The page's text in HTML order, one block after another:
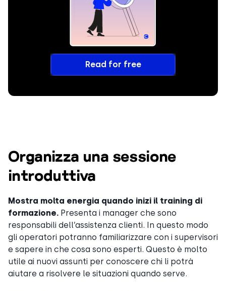
Read for free
Organizza una sessione
introduttiva
Mostra molta energia quando inizi il training di
formazione. Presenta i manager che sono
responsabili dell’assistenza clienti. In questo modo
gli operatori potranno familiarizzare con i supervisori
e sapere in che cosa sono esperti. Questo è molto
utile ai nuovi assunti per conoscere chi li potrà
aiutare a risolvere le situazioni quando serve.